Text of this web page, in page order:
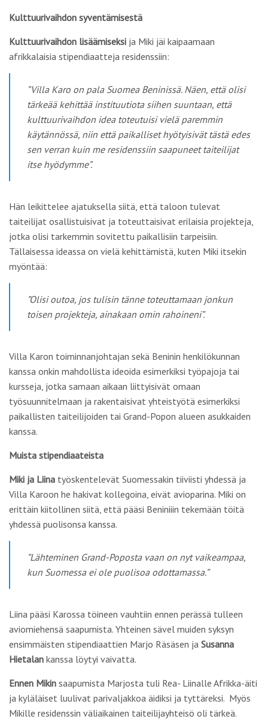
Kulttuurivaihdon syventämisestä
Kulttuurivaihdon lisäämiseksi ja Miki jäi kaipaamaan
afrikkalaisia stipendiaatteja residenssiin:
”Villa Karo on pala Suomea Beninissä. Näen, että olisi
tärkeää kehittää instituutiota siihen suuntaan, että
kulttuurivaihdon idea toteutuisi vielä paremmin
käytännössä, niin että paikalliset hyötyisivät tästä edes
sen verran kuin me residenssiin saapuneet taiteilijat
itse hyödymme”.
Hän leikittelee ajatuksella siitä, että taloon tulevat
taiteilijat osallistuisivat ja toteuttaisivat erilaisia projekteja,
jotka olisi tarkemmin sovitettu paikallisiin tarpeisiin.
Tällaisessa ideassa on vielä kehittämistä, kuten Miki itsekin
myöntää:
”Olisi outoa, jos tulisin tänne toteuttamaan jonkun
toisen projekteja, ainakaan omin rahoineni”.
Villa Karon toiminnanjohtajan sekä Beninin henkilökunnan
kanssa onkin mahdollista ideoida esimerkiksi työpajoja tai
kursseja, jotka samaan aikaan liittyisivät omaan
työsuunnitelmaan ja rakentaisivat yhteistyötä esimerkiksi
paikallisten taiteilijoiden tai Grand-Popon alueen asukkaiden
kanssa.
Muista stipendiaateista
Miki ja Liina työskentelevät Suomessakin tiiviisti yhdessä ja
Villa Karoon he hakivat kollegoina, eivät avioparina. Miki on
erittäin kiitollinen siitä, että pääsi Beniniiin tekemään töitä
yhdessä puolisonsa kanssa.
”Lähteminen Grand-Poposta vaan on nyt vaikeampaa,
kun Suomessa ei ole puolisoa odottamassa.”
Liina pääsi Karossa töineen vauhtiin ennen perässä tulleen
aviomiehensä saapumista. Yhteinen sävel muiden syksyn
ensimmäisten stipendiaattien Marjo Räsäsen ja Susanna
Hietalan kanssa löytyi vaivatta.
Ennen Mikin saapumista Marjosta tuli Rea- Liinalle Afrikka-äiti
ja kyläläiset luulivat parivaljakkoa äidiksi ja tyttäreksi. Myös
Mikille residenssin väliaikainen taiteilijayhteisö oli tärkeä.